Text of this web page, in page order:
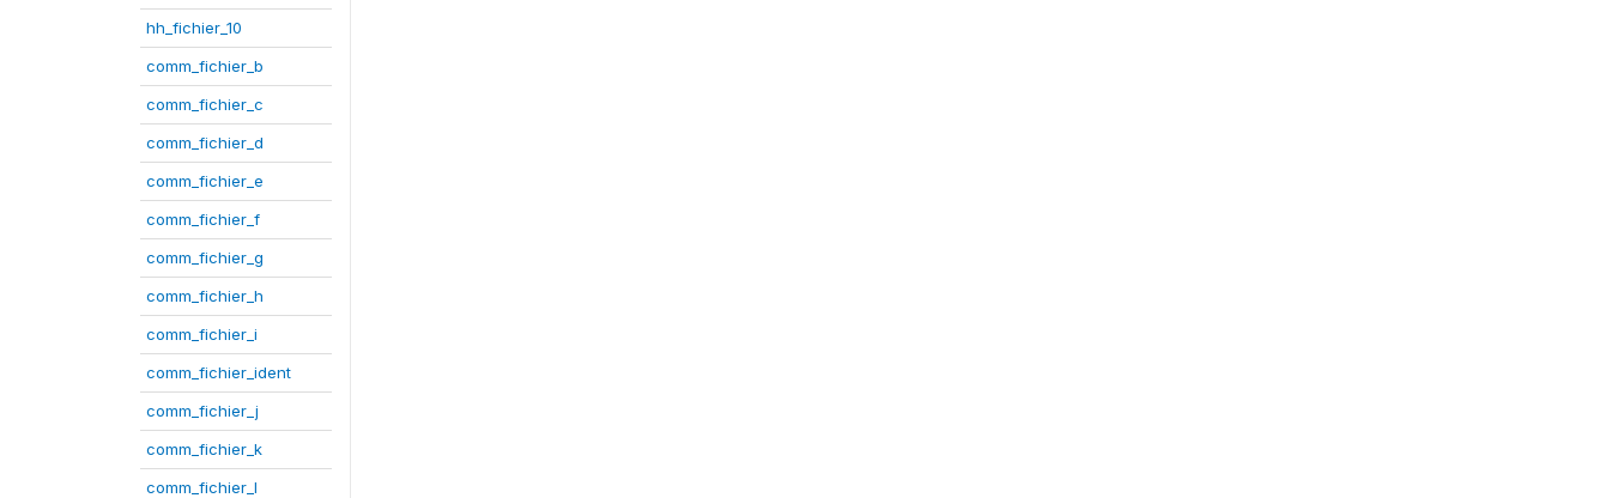
hh_fichier_10
comm_fichier_b
comm_fichier_c
comm_fichier_d
comm_fichier_e
comm_fichier_f
comm_fichier_g
comm_fichier_h
comm_fichier_i
comm_fichier_ident
comm_fichier_j
comm_fichier_k
comm_fichier_l